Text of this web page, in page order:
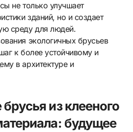
не только улучшает
зданий, но и создает
среду для людей.
экологичных брусьев
к более устойчивому и
в архитектуре и
из клееного
будущее